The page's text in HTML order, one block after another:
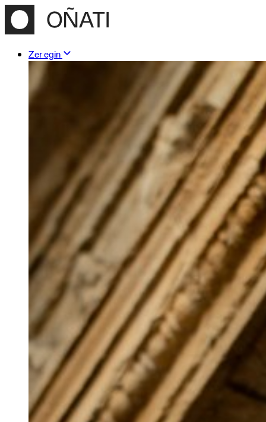
Zer egin